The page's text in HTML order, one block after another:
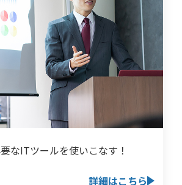
なITツールを使いこなす！
詳細はこちら